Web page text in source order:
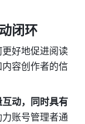
闭环
好地促进阅读
容创作者的信
动，同时具有
力账号管理者通